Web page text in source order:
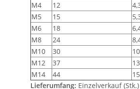
M4
12
M5
15
M6
18
M8
24
M10
30
M12
37 13
M14
44 15
Lieferumfang: Einzelverkauf